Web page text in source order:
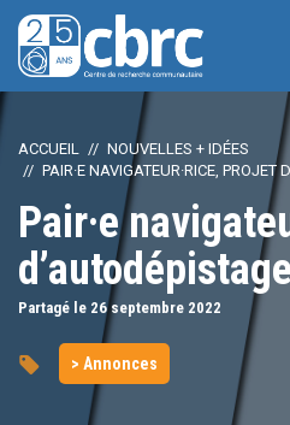
ACCUEIL
NOUVELLES + IDÉES
PAIR·E NAVIGATEUR·RICE, PROJET
Pair·e
Partagé le 26septembre 2022
> Annonces